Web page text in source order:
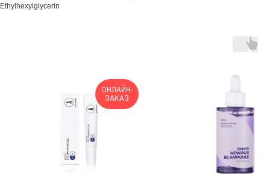
Ethylhexylglycerin
ОНЛАЙН-
ЗАКАЗ